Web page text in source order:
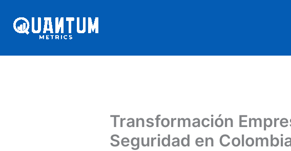
contenido
Transformación
Seguridad en